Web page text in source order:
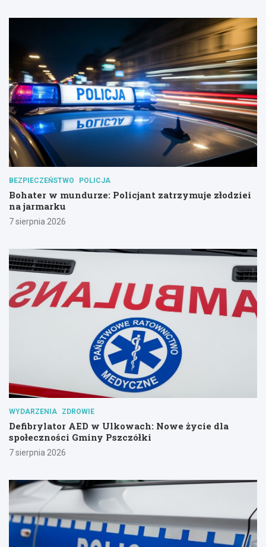
BEZPIECZEŃSTWO POLICJA
Bohater w mundurze: Policjant zatrzymuje złodziei
na jarmarku
7 sierpnia 2026
WYDARZENIA ZDROWIE
Defibrylator AED w Ulkowach: Nowe życie dla
społeczności Gminy Pszczółki
7 sierpnia 2026